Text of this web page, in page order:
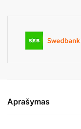
Aprašymas